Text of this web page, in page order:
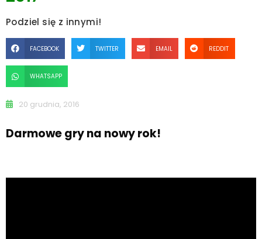
Podziel się z innymi!
FACEBOOK TWITTER EMAIL REDDIT
WHATSAPP
20 grudnia, 2016
Darmowe gry na nowy rok!